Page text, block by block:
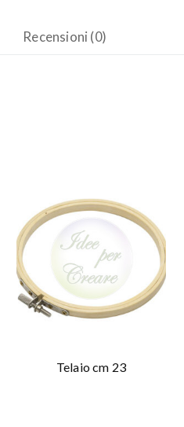
Recensioni (0)
Telaio cm 23